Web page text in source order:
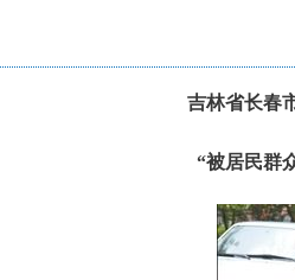
吉林省长春
“被居民群